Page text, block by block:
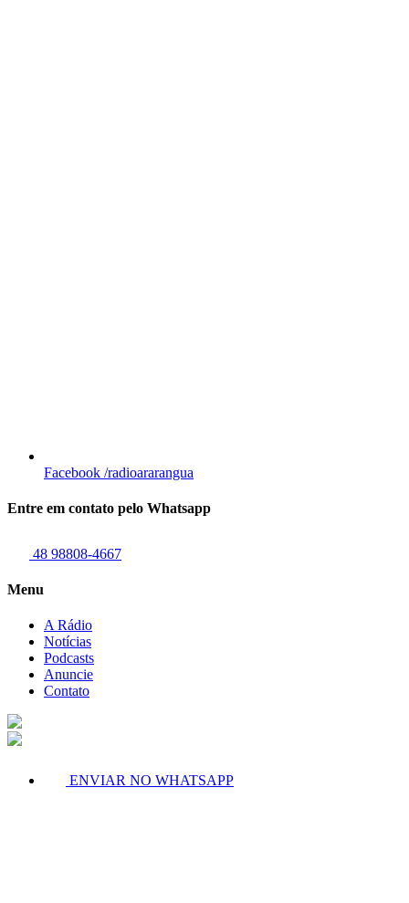
Facebook /radioararangua
Entre em contato pelo Whatsapp
48 98808-4667
Menu
A Rádio
Notícias
Podcasts
Anuncie
Contato
ENVIAR NO WHATSAPP